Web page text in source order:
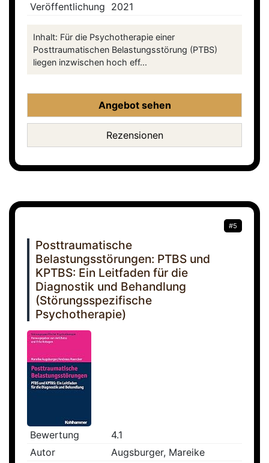
Veröffentlichung 2021
Inhalt: Für die Psychotherapie einer
Posttraumatischen Belastungsstörung (PTBS)
liegen inzwischen hoch eff...
Angebot sehen
Rezensionen
#5
Posttraumatische
Belastungsstörungen: PTBS und
KPTBS: Ein Leitfaden für die
Diagnostik und Behandlung
(Störungsspezifische
Psychotherapie)
Bewertung
4.1
Autor
Augsburger, Mareike